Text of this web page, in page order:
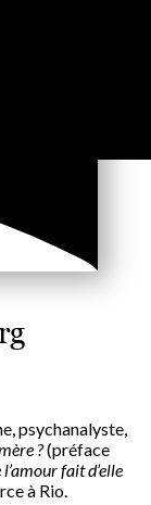
psychanalyste,
?(préface
l’amour fait d’elle
à Rio.